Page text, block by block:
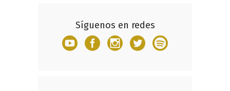
Síguenos en redes